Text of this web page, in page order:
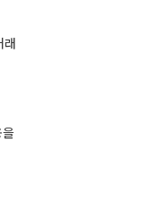
래